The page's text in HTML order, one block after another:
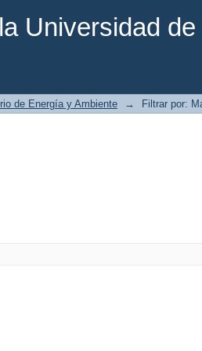
Universidad
de Energía y Ambiente → Filtrar por: